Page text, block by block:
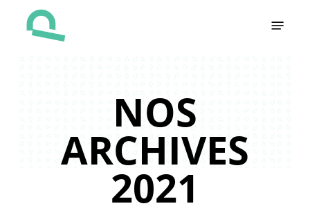
NOS
ARCHIVES
2021